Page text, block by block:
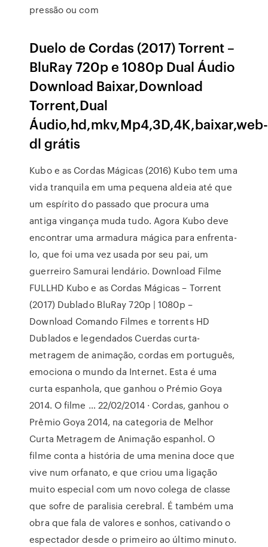
pressão ou com
Duelo de Cordas (2017) Torrent –
BluRay 720p e 1080p Dual Áudio
Download Baixar,Download
Torrent,Dual
Áudio,hd,mkv,Mp4,3D,4K,baixar,web-
dl grátis
Kubo e as Cordas Mágicas (2016) Kubo tem uma
vida tranquila em uma pequena aldeia até que
um espírito do passado que procura uma
antiga vingança muda tudo. Agora Kubo deve
encontrar uma armadura mágica para enfrenta-
lo, que foi uma vez usada por seu pai, um
guerreiro Samurai lendário. Download Filme
FULLHD Kubo e as Cordas Mágicas – Torrent
(2017) Dublado BluRay 720p | 1080p –
Download Comando Filmes e torrents HD
Dublados e legendados Cuerdas curta-
metragem de animação, cordas em português,
emociona o mundo da Internet. Esta é uma
curta espanhola, que ganhou o Prémio Goya
2014. O filme … 22/02/2014 · Cordas, ganhou o
Prêmio Goya 2014, na categoria de Melhor
Curta Metragem de Animação espanhol. O
filme conta a história de uma menina doce que
vive num orfanato, e que criou uma ligação
muito especial com um novo colega de classe
que sofre de paralisia cerebral. É também uma
obra que fala de valores e sonhos, cativando o
espectador desde o primeiro ao último minuto.